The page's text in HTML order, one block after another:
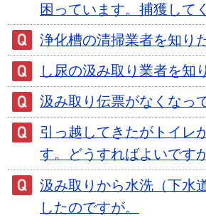
困っています。捕獲して
浄化槽の清掃業者を知り
し尿の汲み取り業者を知
汲み取り伝票がなくなっ
引っ越してきたがトイレ
す。どうすればよいですか
汲み取りから水洗（下水
したのですが。